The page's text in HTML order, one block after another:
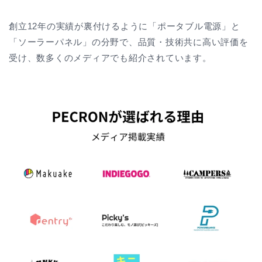
創立12年の実績が裏付けるように「ポータブル電源」と
「ソーラーパネル」の分野で、品質・技術共に高い評価を
受け、数多くのメディアでも紹介されています。